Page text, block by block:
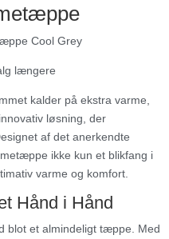
længere
kalder på ekstra varme,
løsning, der
af det anerkendte
ikke kun et blikfang i
varme og komfort.
Hånd i Hånd
blot et almindeligt tæppe. Med